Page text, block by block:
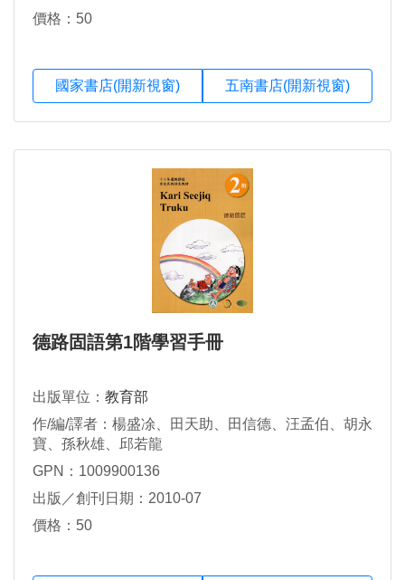
價格：50
國家書店(開新視窗) 五南書店(開新視窗)
德路固語第1階學習手冊
出版單位： 教育部
作/編/譯者：楊盛凃、田天助、田信德、汪孟伯、胡永
寶、孫秋雄、邱若龍
GPN：1009900136
出版／創刊日期：2010-07
價格：50